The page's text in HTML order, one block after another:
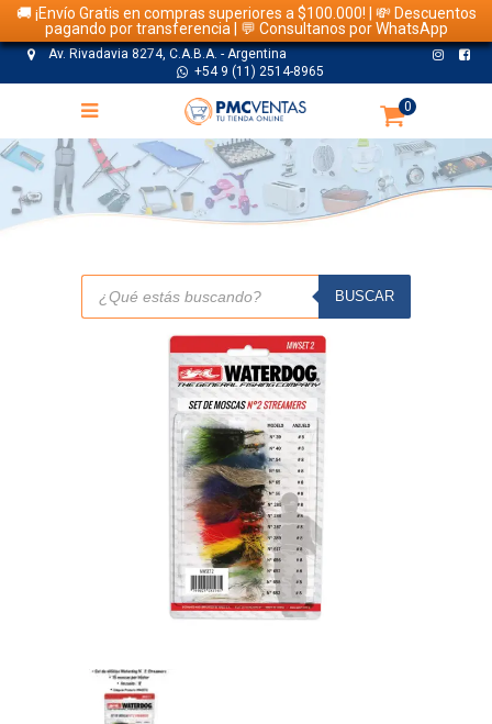
🚚 ¡Envío Gratis en compras superiores a $100.000! | 💸 Descuentos
pagando por transferencia | 💬 Consultanos por WhatsApp
Av. Rivadavia 8274, C.A.B.A. - Argentina
+54 9 (11) 2514-8965
0
TIENDA
Búsqueda
productos
BUSCAR